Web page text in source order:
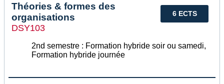
6 ECTS
Théories & formes des
organisations
DSY103
2nd semestre : Formation hybride soir ou samedi,
Formation hybride journée